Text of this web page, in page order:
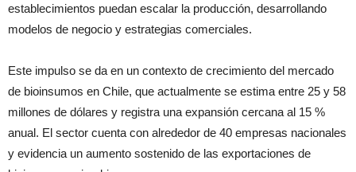
establecimientos puedan escalar la producción, desarrollando
modelos de negocio y estrategias comerciales.
Este impulso se da en un contexto de crecimiento del mercado
de bioinsumos en Chile, que actualmente se estima entre 25 y 58
millones de dólares y registra una expansión cercana al 15 %
anual. El sector cuenta con alrededor de 40 empresas nacionales
y evidencia un aumento sostenido de las exportaciones de